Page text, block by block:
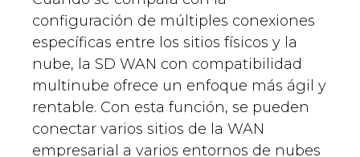
configuración de múltiples conexiones
específicas entre los sitios físicos y la
nube, la SD WAN con compatibilidad
multinube ofrece un enfoque más ágil y
rentable. Con esta función, se pueden
conectar varios sitios de la WAN
empresarial a varios entornos de nubes